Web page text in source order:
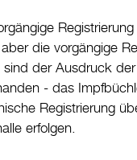
die vorgängige
sind der Ausdruck
- das
Registrierung
erfolgen.